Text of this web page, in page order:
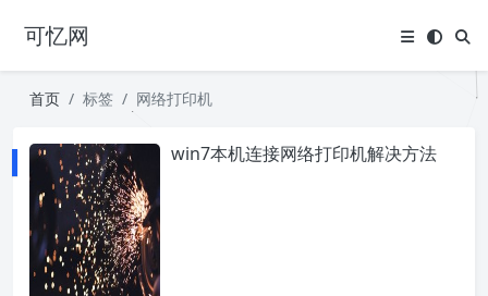
可忆网
首页 标签 网络打印机
win7本机连接网络打印机解决方法